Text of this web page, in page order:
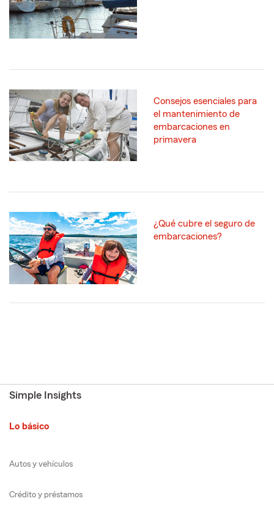
Consejos esenciales para
el mantenimiento de
embarcaciones en
primavera
¿Qué cubre el seguro de
embarcaciones?
Simple Insights
Lo básico
Autos y vehículos
Crédito y préstamos